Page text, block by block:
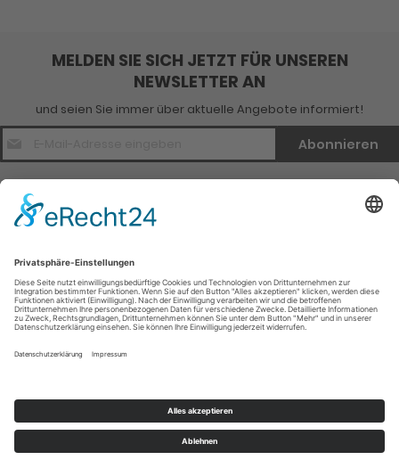
MELDEN SIE SICH JETZT FÜR UNSEREN
NEWSLETTER AN
und seien Sie immer über aktuelle Angebote informiert!
E-
Adresse
*
Abonnieren
Verlagsinfo
Weitere Infomationen